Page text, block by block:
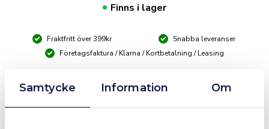
Samtycke Information Om
mängd
Finns i lager
Fraktfritt över 399kr
Snabba leveranser
Företagsfaktura / Klarna / Kortbetalning / Leasing
FM
2025-10-02